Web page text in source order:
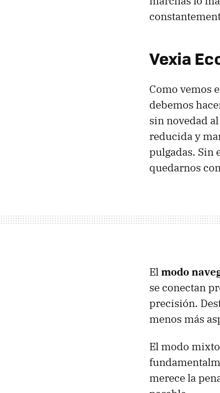
Vexia
Como vemos
debemos
sin novedad
reducida y
pulgadas. Sin
quedarnos
Elmodo
se conectan
precisión.
menos más
El modo
merece la